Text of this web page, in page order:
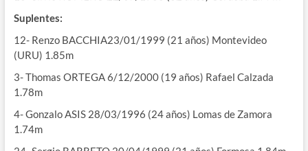
Suplentes:
12- Renzo BACCHIA23/01/1999 (21 años) Montevideo
(URU) 1.85m
3- Thomas ORTEGA 6/12/2000 (19 años) Rafael Calzada
1.78m
4- Gonzalo ASIS 28/03/1996 (24 años) Lomas de Zamora
1.74m